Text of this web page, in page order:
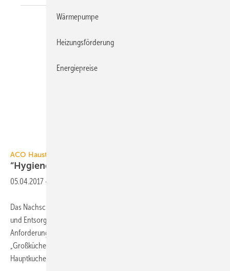
ACO Haustechnik
“Hygiene First“ in
05.04.2017 -
Das Nachschlagewerk „Hygiene First – Handbuch zur Entwässerung
und Entsorgung in Bereichen mit besonderen hygienischen
Anforderungen“ von ACO Haustechnik gliedert sich in drei Bereiche.
„Großküche“ behandelt die Bodenentwässerung (Vorratsräume,
Hauptkuche, Spulkuche), die Sammlung
Wärmepumpe
Heizungsförderung
Energiepreise